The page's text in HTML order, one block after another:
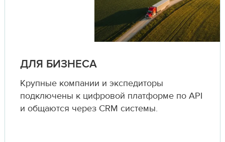
ДЛЯ БИЗНЕСА
Крупные компании и экспедиторы
подключены к цифровой платформе по API
и общаются через CRM системы.